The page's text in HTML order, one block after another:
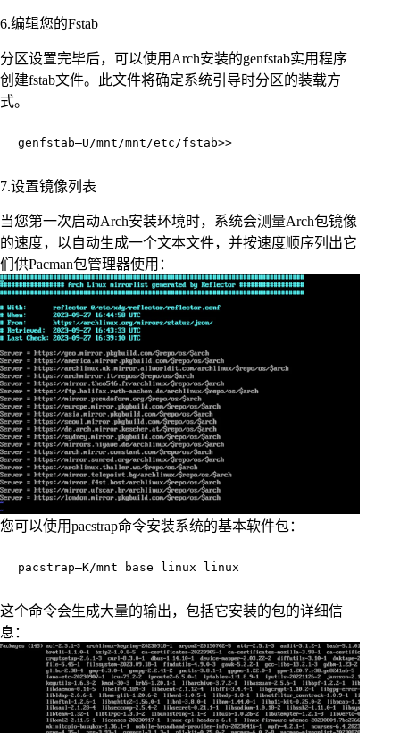
6.编辑您的Fstab
分区设置完毕后，可以使用Arch安装的genfstab实用程序
创建fstab文件。此文件将确定系统引导时分区的装载方
式。
genfstab—U/mnt/mnt/etc/fstab>>
7.设置镜像列表
当您第一次启动Arch安装环境时，系统会测量Arch包镜像
的速度，以自动生成一个文本文件，并按速度顺序列出它
们供Pacman包管理器使用：
您可以使用pacstrap命令安装系统的基本软件包：
pacstrap—K/mnt base linux linux
这个命令会生成大量的输出，包括它安装的包的详细信
息：